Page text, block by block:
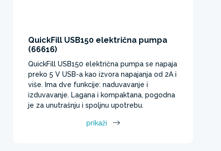
QuickFill USB150 električna pumpa
(66616)
QuickFill USB150 električna pumpa se napaja
preko 5 V USB-a kao izvora napajanja od 2A i
više. Ima dve funkcije: naduvavanje i
izduvavanje. Lagana i kompaktana, pogodna
je za unutrašnju i spoljnu upotrebu.
prikaži